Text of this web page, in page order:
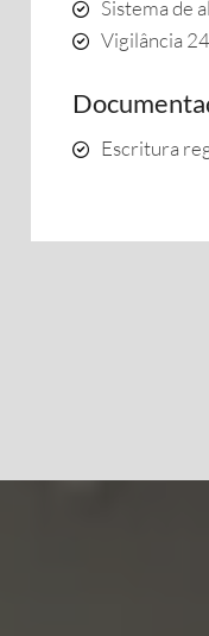
Sistema de
Vigilância
Escritura